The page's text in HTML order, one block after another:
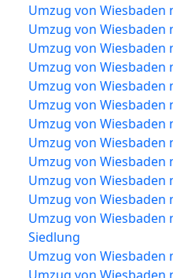
Umzug von Wiesbaden
Umzug von
Umzug von Wiesbaden
Umzug von Wiesbaden
Umzug von Wiesbaden
Umzug von Wiesbaden
Umzug von Wiesbaden
Umzug von Wiesbaden
Umzug von Wiesbaden
Umzug von Wiesbaden
Umzug von Wiesbaden
Umzug von Wiesbaden
Siedlung
Umzug von Wiesbaden
Umzug von Wiesbaden